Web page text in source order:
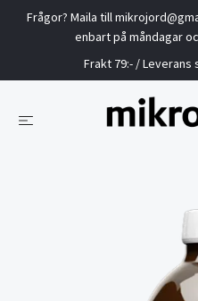
Frågor? Maila till
enbart på måndagar
Frakt 79:- / Leverans